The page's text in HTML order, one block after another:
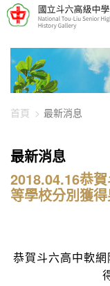
448-2289
首頁 最新消息
最新消息
2018.04.16恭
等學校分別獲
恭賀斗六高中軟